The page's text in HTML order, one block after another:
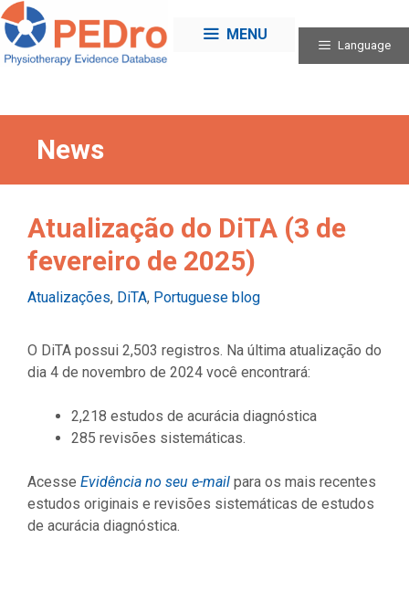
Skip
to
content
MENU
Language
News
Atualização do DiTA (3 de
fevereiro de 2025)
Categories
Atualizações, DiTA, Portuguese blog
O DiTA possui 2,503 registros. Na última atualização do
dia 4 de novembro de 2024 você encontrará:
2,218 estudos de acurácia diagnóstica
285 revisões sistemáticas.
Acesse Evidência no seu e-mail para os mais recentes
estudos originais e revisões sistemáticas de estudos
de acurácia diagnóstica.